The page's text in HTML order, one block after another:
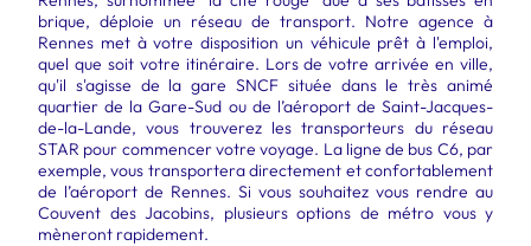
brique, déploie un réseau de transport. Notre agence à
Rennes met à votre disposition un véhicule prêt à l'emploi,
quel que soit votre itinéraire. Lors de votre arrivée en ville,
qu'il s'agisse de la gare SNCF située dans le très animé
quartier de la Gare-Sud ou de l’aéroport de Saint-Jacques-
de-la-Lande, vous trouverez les transporteurs du réseau
STAR pour commencer votre voyage. La ligne de bus C6, par
exemple, vous transportera directement et confortablement
de l’aéroport de Rennes. Si vous souhaitez vous rendre au
Couvent des Jacobins, plusieurs options de métro vous y
mèneront rapidement.